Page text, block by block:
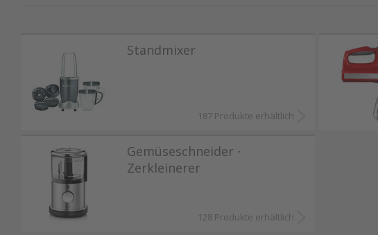
Im Gegenzug ist die Handhabung eines Standmixers
angenehmer. Durch das einfache Verschliessen des
Sie die Kanne mit dem gemixten Inhalt abnehmen und
Viele verschiedene Mixer & Hacker warten in unserem
Lieferung ist schweizweit kostenlos.
Standmixer
187 Produkte erhältlich
Gemüseschneider ⋅
Zerkleinerer
128 Produkte erhältlich